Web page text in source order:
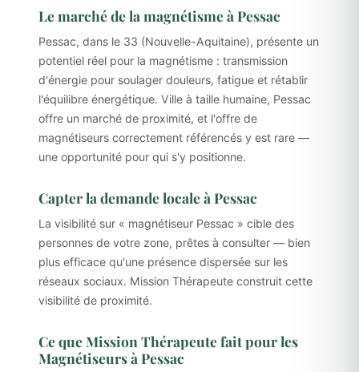
Le marché de la magnétisme à Pessac
Pessac, dans le 33 (Nouvelle-Aquitaine), présente un
potentiel réel pour la magnétisme : transmission
d'énergie pour soulager douleurs, fatigue et rétablir
l'équilibre énergétique. Ville à taille humaine, Pessac
offre un marché de proximité, et l'offre de
magnétiseurs correctement référencés y est rare —
une opportunité pour qui s'y positionne.
Capter la demande locale à Pessac
La visibilité sur « magnétiseur Pessac » cible des
personnes de votre zone, prêtes à consulter — bien
plus efficace qu'une présence dispersée sur les
réseaux sociaux. Mission Thérapeute construit cette
visibilité de proximité.
Ce que Mission Thérapeute fait pour les
Magnétiseurs à Pessac